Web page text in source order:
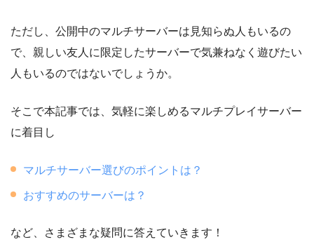
ただし、公開中のマルチサーバーは見知らぬ人もいるの
で、親しい友人に限定したサーバーで気兼ねなく遊びたい
人もいるのではないでしょうか。
そこで本記事では、気軽に楽しめるマルチプレイサーバー
に着目し
マルチサーバー選びのポイントは？
おすすめのサーバーは？
など、さまざまな疑問に答えていきます！